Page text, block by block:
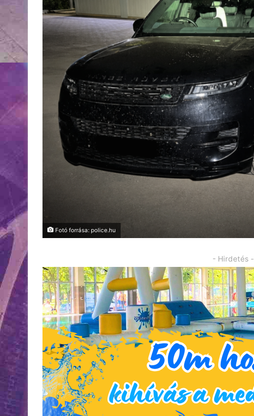
Fotó forrása: police.hu
- Hirdetés -